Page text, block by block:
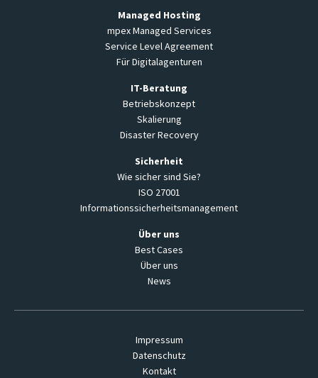
Managed Hosting
mpex Managed Services
Service Level Agreement
Für Digitalagenturen
IT-Beratung
Betriebskonzept
Skalierung
Disaster Recovery
Sicherheit
Wie sicher sind Sie?
ISO 27001
Informationssicherheitsmanagement
Über uns
Best Cases
Über uns
News
Impressum
Datenschutz
Kontakt